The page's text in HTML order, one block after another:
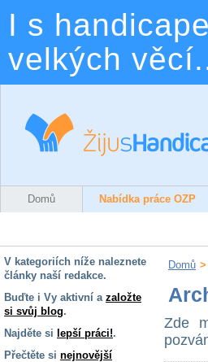
I s
velkých
Domů Nabídka práce OZP
V kategoriích níže naleznete
články naší redakce.
Buďte i Vy aktivní a založte
si svůj blog.
Najděte si lepší práci!.
Přečtěte si nejnovější
Domů >
Zde